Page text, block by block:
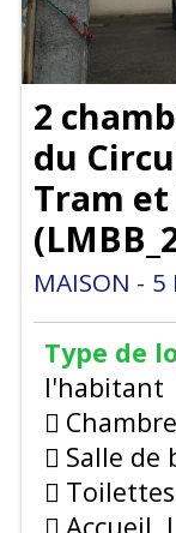
2
du
Tram
(
MAISON 5
Type de
l'habitant
Salle de